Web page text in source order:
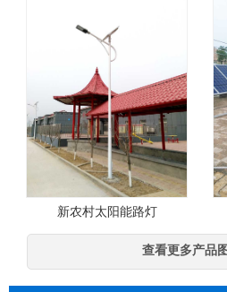
新农村太阳能路灯
查看更多产品